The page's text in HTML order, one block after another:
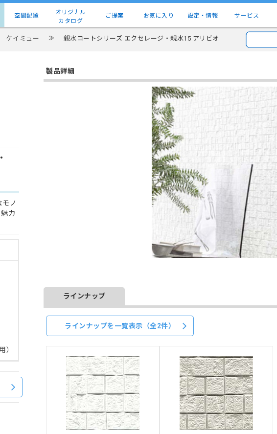
空間配置
オリジナル
カタログ
ご提案 お気に入り 設定・情報 サービス
ケイミュー ≫ 親水コートシリーズ エクセレージ・親水15 アリビオ
ノ
力
）
製品詳細
ラインナップ
ラインナップを一覧表示（全2件）